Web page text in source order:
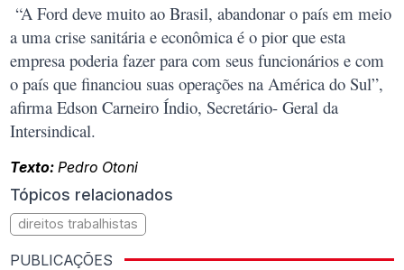
“A Ford deve muito ao Brasil, abandonar o país em meio
a uma crise sanitária e econômica é o pior que esta
empresa poderia fazer para com seus funcionários e com
o país que financiou suas operações na América do Sul”,
afirma Edson Carneiro Índio, Secretário- Geral da
Intersindical.
Texto:Pedro Otoni
Tópicos relacionados
direitos trabalhistas
PUBLICAÇÕES